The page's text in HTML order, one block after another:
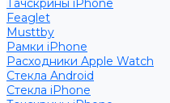
Тачскрины iPhone
Feaglet
Musttby
Рамки iPhone
Расходники Apple Watch
Стекла Android
Стекла iPhone